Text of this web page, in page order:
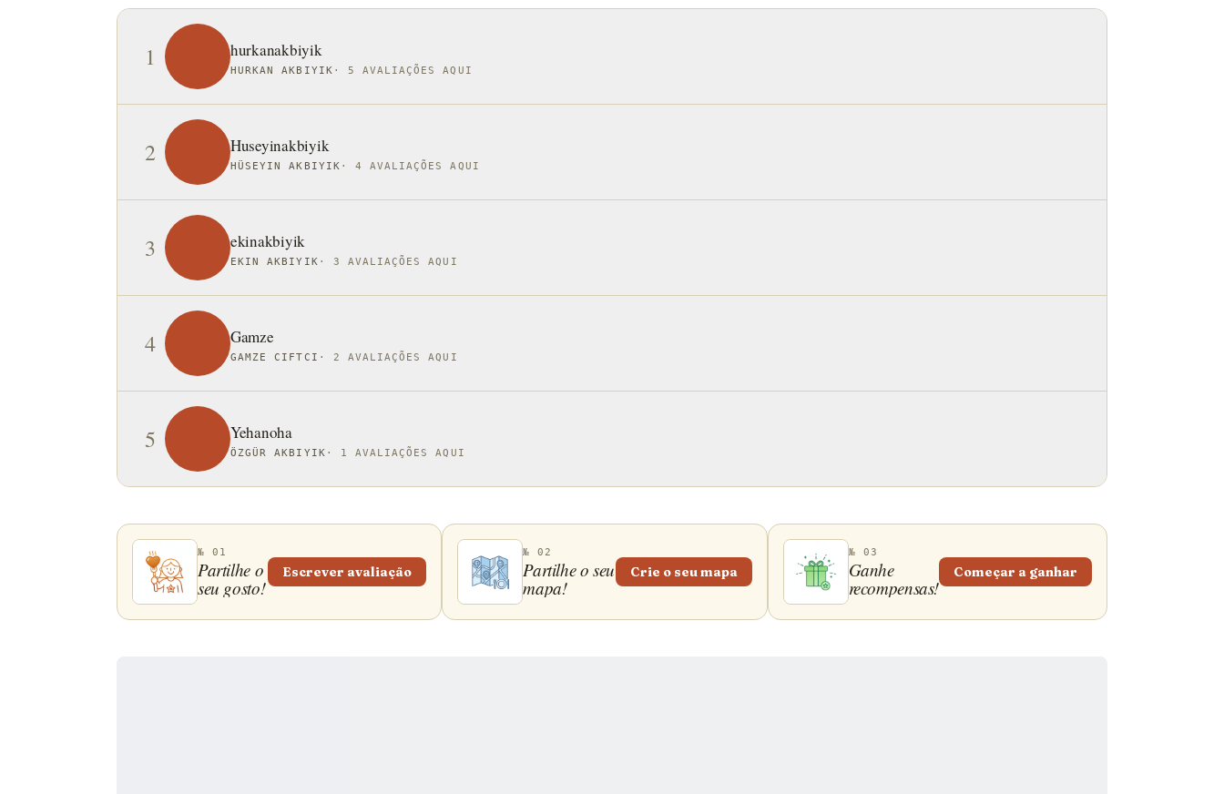
1 hurkanakbiyik
HURKAN AKBIYIK · 5 AVALIAÇÕES AQUI
2 Huseyinakbiyik
HÜSEYIN AKBIYIK · 4 AVALIAÇÕES AQUI
3 ekinakbiyik
EKIN AKBIYIK · 3 AVALIAÇÕES AQUI
4 Gamze
GAMZE CIFTCI · 2 AVALIAÇÕES AQUI
5 Yehanoha
ÖZGÜR AKBIYIK · 1 AVALIAÇÕES AQUI
№ 01
Partilhe o
seu gosto!
Escrever avaliação
№ 02
Partilhe o seu
mapa!
Crie o seu mapa
№ 03
Ganhe
recompensas!
Começar a ganhar